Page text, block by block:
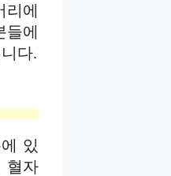
에
에
다.
있
혈자